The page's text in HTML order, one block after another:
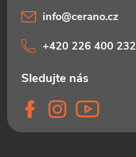
info@cerano.cz
+420 226 400 232